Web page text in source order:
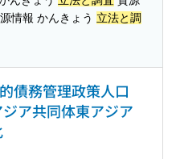
情報 かんきょう 立法と調
債務管理政策人口
ア共同体東アジア